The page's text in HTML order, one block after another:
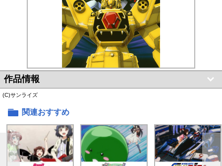
作品情報
(C)サンライズ
関連おすすめ